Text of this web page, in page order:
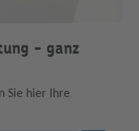
- ganz
Sie hier Ihre